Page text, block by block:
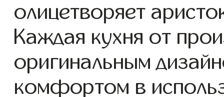
олицетворяет
Каждая кухня от
оригинальным
комфортом в